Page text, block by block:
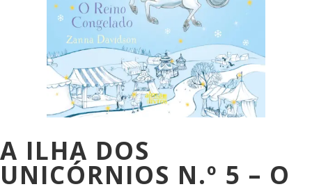
A ILHA DOS
UNICÓRNIOS N.º 5 – O